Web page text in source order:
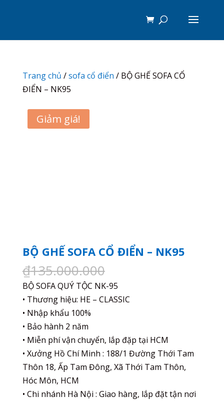
Trang chủ /sofa cổ điển / BỘ GHẾ SOFA CỔ
ĐIỂN – NK95
Giảm giá!
BỘ GHẾ SOFA CỔ ĐIỂN – NK95
₫135.000.000
gốc
là:
BỘ SOFA QUÝ TỘC NK-95
• Thương hiệu: HE – CLASSIC
• Nhập khẩu 100%
• Bảo hành 2 năm
• Miễn phí vận chuyển, lắp đặp tại HCM
• Xưởng Hồ Chí Minh : 188/1 Đường Thới Tam
Thôn 18, Ấp Tam Đông, Xã Thới Tam Thôn,
Hóc Môn, HCM
• Chi nhánh Hà Nội : Giao hàng, lắp đặt tận nơi